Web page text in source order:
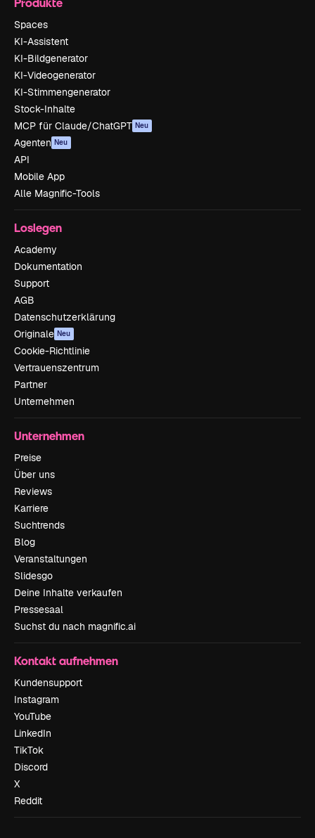
Spaces
KI-Assistent
KI-Bildgenerator
KI-Videogenerator
KI-Stimmengenerator
Stock-Inhalte
MCP für Claude/ChatGPT Neu
Agenten Neu
API
Mobile App
Alle Magnific-Tools
Loslegen
Academy
Dokumentation
Support
AGB
Datenschutzerklärung
Originale Neu
Cookie-Richtlinie
Vertrauenszentrum
Partner
Unternehmen
Unternehmen
Preise
Über uns
Reviews
Karriere
Suchtrends
Blog
Veranstaltungen
Slidesgo
Deine Inhalte verkaufen
Pressesaal
Suchst du nach magnific.ai
Kontakt aufnehmen
Kundensupport
Instagram
YouTube
LinkedIn
TikTok
Discord
X
Reddit